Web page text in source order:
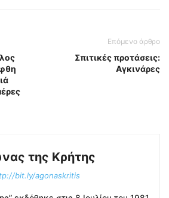
Επόμενο άρθρο
Σπιτικές προτάσεις:
Αγκινάρες
της Κρήτης
bit.ly/agonaskritis